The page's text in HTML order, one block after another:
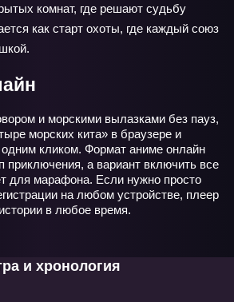
комнат, где решают судьбу
как старт охоты, где каждый союз
и морскими вылазками без пауз,
морских кита» в браузере и
кликом. Формат аниме онлайн
приключения, а вариант включить все
для марафона. Если нужно просто
на любом устройстве, плеер
в любое время.
и хронология